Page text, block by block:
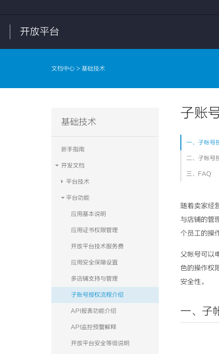
开放平台
文档中心 > 基础技术
基础技术
新手指南
开发文档
平台技术
平台功能
应用基本说明
应用证书权限管理
开放平台技术服务费
应用安全保障设置
多店铺支持与管理
子账号授权流程介绍
API报表功能介绍
API监控预警解释
开放平台安全等级说明
子账
一、子帐号
二、子帐号
三、FAQ
随着卖家经
与店铺的管
个员工的操
父帐号可以
色的操作权
安全性。
一、子